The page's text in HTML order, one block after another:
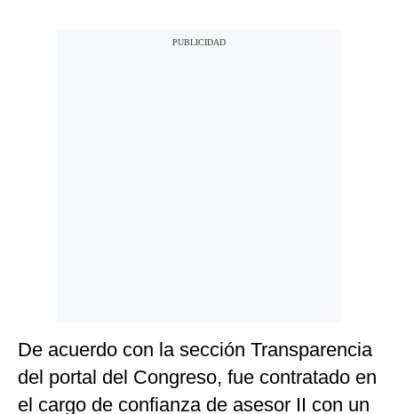
De acuerdo con la sección Transparencia
del portal del Congreso, fue contratado en
el cargo de confianza de asesor II con un